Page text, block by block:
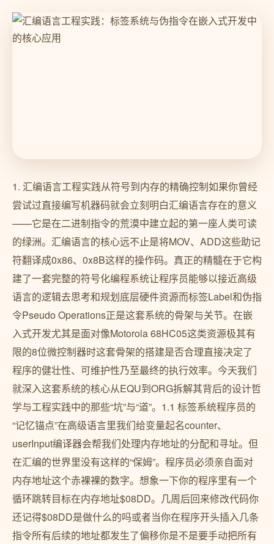
1. 汇编语言工程实践从符号到内存的精确控制如果你曾经
尝试过直接编写机器码就会立刻明白汇编语言存在的意义
——它是在二进制指令的荒漠中建立起的第一座人类可读
的绿洲。汇编语言的核心远不止是将MOV、ADD这些助记
符翻译成0x86、0x8B这样的操作码。真正的精髓在于它构
建了一套完整的符号化编程系统让程序员能够以接近高级
语言的逻辑去思考和规划底层硬件资源而标签Label和伪指
令Pseudo Operations正是这套系统的骨架与关节。在嵌
入式开发尤其是面对像Motorola 68HC05这类资源极其有
限的8位微控制器时这套骨架的搭建是否合理直接决定了
程序的健壮性、可维护性乃至最终的执行效率。今天我们
就深入这套系统的核心从EQU到ORG拆解其背后的设计哲
学与工程实践中的那些“坑”与“道”。1.1 标签系统程序员的
“记忆锚点”在高级语言里我们给变量起名counter、
userInput编译器会帮我们处理内存地址的分配和寻址。但
在汇编的世界里没有这样的“保姆”。程序员必须亲自面对
内存地址这个赤裸裸的数字。想象一下你的程序里有一个
循环跳转目标在内存地址$08DD。几周后回来修改代码你
还记得$08DD是做什么的吗或者当你在程序开头插入几条
指令所有后续的地址都发生了偏移你是不是要手动把所有